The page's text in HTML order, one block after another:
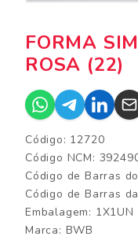
FORMA
ROSA (22)
Código: 12720
Código NCM:
Código de Barras
Código de Barras
Embalagem: 1X1UN
Marca: BWB